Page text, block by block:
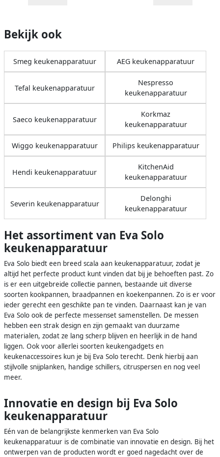
Bekijk ook
Smeg keukenapparatuur AEG keukenapparatuur
Tefal keukenapparatuur
Nespresso
keukenapparatuur
Saeco keukenapparatuur
Korkmaz
keukenapparatuur
Wiggo keukenapparatuur Philips keukenapparatuur
Hendi keukenapparatuur
KitchenAid
keukenapparatuur
Severin keukenapparatuur
Delonghi
keukenapparatuur
Het assortiment van Eva Solo
keukenapparatuur
Eva Solo biedt een breed scala aan keukenapparatuur, zodat je
altijd het perfecte product kunt vinden dat bij je behoeften past. Zo
is er een uitgebreide collectie pannen, bestaande uit diverse
soorten kookpannen, braadpannen en koekenpannen. Zo is er voor
ieder gerecht een geschikte pan te vinden. Daarnaast kan je van
Eva Solo ook de perfecte messenset samenstellen. De messen
hebben een strak design en zijn gemaakt van duurzame
materialen, zodat ze lang scherp blijven en heerlijk in de hand
liggen. Ook voor allerlei soorten keukengadgets en
keukenaccessoires kun je bij Eva Solo terecht. Denk hierbij aan
stijlvolle snijplanken, handige schillers, citruspersen en nog veel
meer.
Innovatie en design bij Eva Solo
keukenapparatuur
Eén van de belangrijkste kenmerken van Eva Solo
keukenapparatuur is de combinatie van innovatie en design. Bij het
ontwerpen van de producten wordt er goed nagedacht over de